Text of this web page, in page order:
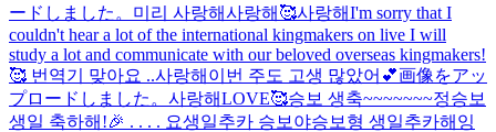
ードしました。 미리 사랑해사랑해 🥰사랑해I'm sorry that I
couldn't hear a lot of the international kingmakers on live I will
study a lot and communicate with our beloved overseas kingmakers!
🥰 번역기 맞아요 ..사랑해 이번 주도 고생 많았어💕画像をアッ
プロードしました。 사랑해LOVE🥰승보 생축~~~~~~~정승보
생일 축하해!🎉 . . . . 요생일추카 승보야승보형 생일추카해잉